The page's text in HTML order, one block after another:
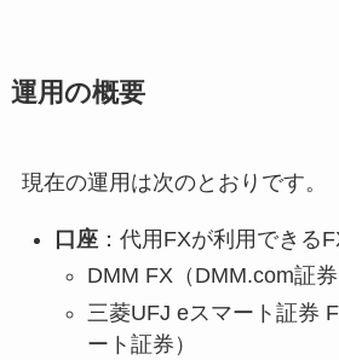
運用の概要
現在の運用は次のとおりです。
口座：代用FXが利用できる
DMM FX（DMM.com証券
三菱UFJ eスマート証券
ート証券）